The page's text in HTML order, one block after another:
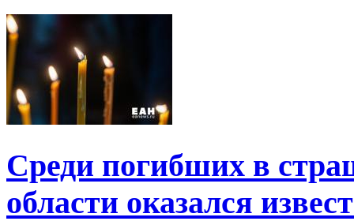
Среди погибших в
области оказался